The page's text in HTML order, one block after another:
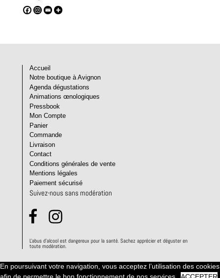
Accueil
Notre boutique à Avignon
Agenda dégustations
Animations œnologiques
Pressbook
Mon Compte
Panier
Commande
Livraison
Contact
Conditions générales de vente
Mentions légales
Paiement sécurisé
Suivez-nous sans modération
L'abus d'alcool est dangereux pour la santé. Sachez apprécier et déguster en
toute modération.
En poursuivant votre navigation, vous acceptez l’utilisation des cookies